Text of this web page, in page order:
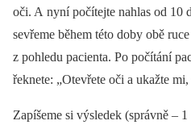
oči. A nyní počítejte nahlas od 10
sevřeme během této doby obě
z pohledu pacienta. Po počítání
řeknete: „Otevřete oči a ukažte
Zapíšeme si výsledek (správně –⁠